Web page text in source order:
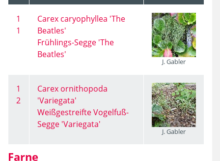
1
1
Carex caryophyllea 'The
Beatles'
Frühlings-Segge 'The
Beatles'
J. Gabler
1
2
Carex ornithopoda
'Variegata'
Weißgestreifte Vogelfuß-
Segge 'Variegata'
J. Gabler
Farne